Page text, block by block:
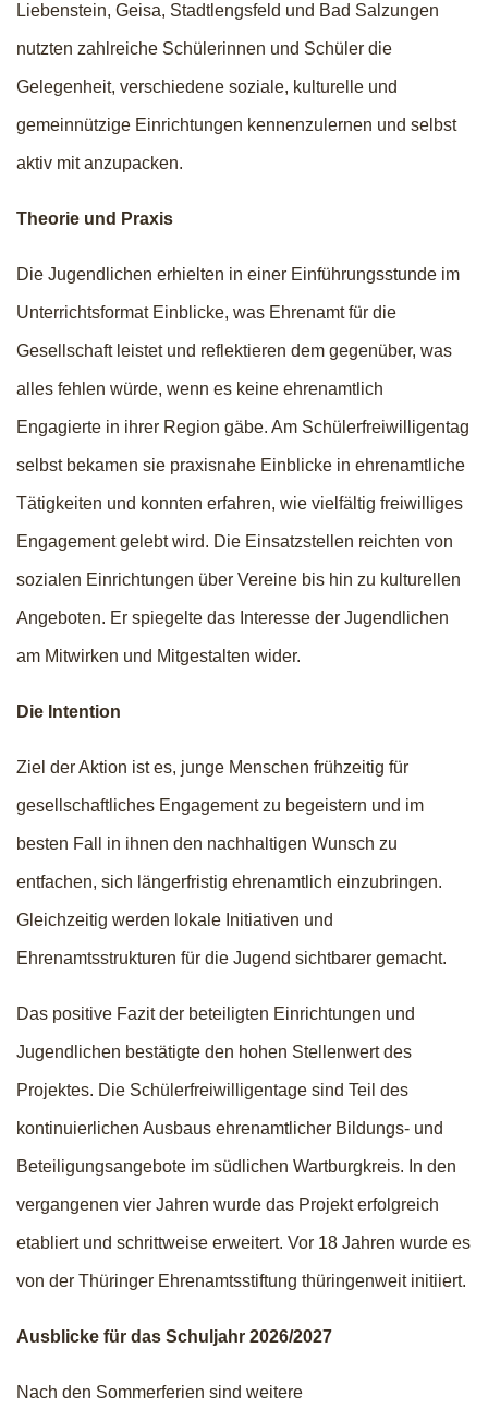
Liebenstein, Geisa, Stadtlengsfeld und Bad Salzungen
nutzten zahlreiche Schülerinnen und Schüler die
Gelegenheit, verschiedene soziale, kulturelle und
gemeinnützige Einrichtungen kennenzulernen und selbst
aktiv mit anzupacken.
Theorie und Praxis
Die Jugendlichen erhielten in einer Einführungsstunde im
Unterrichtsformat Einblicke, was Ehrenamt für die
Gesellschaft leistet und reflektieren dem gegenüber, was
alles fehlen würde, wenn es keine ehrenamtlich
Engagierte in ihrer Region gäbe. Am Schülerfreiwilligentag
selbst bekamen sie praxisnahe Einblicke in ehrenamtliche
Tätigkeiten und konnten erfahren, wie vielfältig freiwilliges
Engagement gelebt wird. Die Einsatzstellen reichten von
sozialen Einrichtungen über Vereine bis hin zu kulturellen
Angeboten. Er spiegelte das Interesse der Jugendlichen
am Mitwirken und Mitgestalten wider.
Die Intention
Ziel der Aktion ist es, junge Menschen frühzeitig für
gesellschaftliches Engagement zu begeistern und im
besten Fall in ihnen den nachhaltigen Wunsch zu
entfachen, sich längerfristig ehrenamtlich einzubringen.
Gleichzeitig werden lokale Initiativen und
Ehrenamtsstrukturen für die Jugend sichtbarer gemacht.
Das positive Fazit der beteiligten Einrichtungen und
Jugendlichen bestätigte den hohen Stellenwert des
Projektes. Die Schülerfreiwilligentage sind Teil des
kontinuierlichen Ausbaus ehrenamtlicher Bildungs- und
Beteiligungsangebote im südlichen Wartburgkreis. In den
vergangenen vier Jahren wurde das Projekt erfolgreich
etabliert und schrittweise erweitert. Vor 18 Jahren wurde es
von der Thüringer Ehrenamtsstiftung thüringenweit initiiert.
Ausblicke für das Schuljahr 2026/2027
Nach den Sommerferien sind weitere